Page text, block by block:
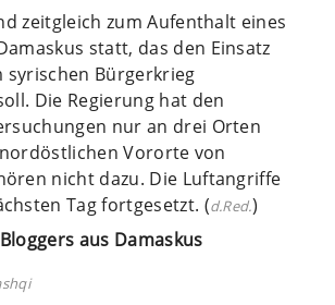
zeitgleich zum Aufenthalt eines
statt, das den Einsatz
syrischen Bürgerkrieg
Die Regierung hat den
nur an drei Orten
Vororte von
nicht dazu. Die Luftangriffe
Tag fortgesetzt. (d.Red.)
aus Damaskus